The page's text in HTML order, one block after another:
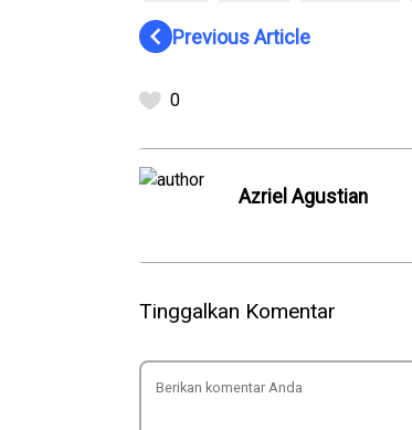
navigate_beforePrevious Article
0
Azriel Agustian
Tinggalkan Komentar